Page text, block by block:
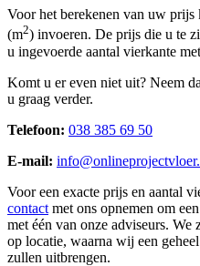
Voor het berekenen van uw prijs
(m2) invoeren. De prijs die u te
u ingevoerde aantal vierkante
Komt u er even niet uit? Neem
u graag verder.
Telefoon: 038 385 69 50
E-mail:
Voor een exacte prijs en aantal
contact met ons opnemen om
met één van onze adviseurs.
op locatie, waarna wij een
zullen uitbrengen.